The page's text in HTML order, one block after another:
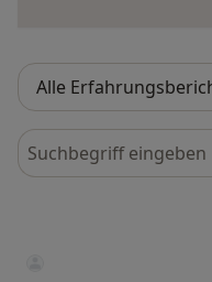
Bewertungen